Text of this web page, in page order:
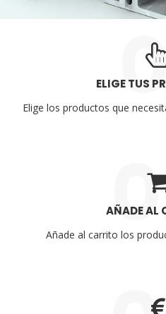
ELIGE TUS
Elige los productos que
AÑADE AL
Añade al carrito los